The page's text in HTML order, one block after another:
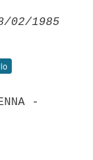
02/1985
-